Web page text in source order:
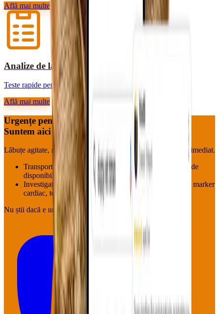
Află mai multe
Analize de laborator
Teste rapide pentru diagnostic corect.
Află mai multe
Urgențe pentru blănoși?
Suntem aici — acum.
Lăbuțe agitate, mustăți speriate, aripioare neliniștite : pornim imediat.
Transport la cabinet (Roman & împrejurimi, în funcție de
disponibilitate)
Investigații pe loc: hemoleucogramă, biochimie, EKG, marker
cardiac, tensiune
Nu știi dacă e urgență?
Sună oricum.